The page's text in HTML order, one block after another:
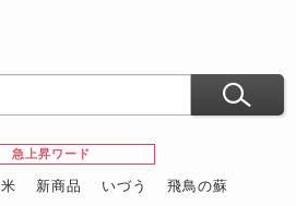
急上昇ワード
米 新商品 いづう
飛鳥の蘇